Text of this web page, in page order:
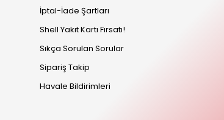
İptal-İade Şartları
Shell Yakıt Kartı Fırsatı!
Sıkça Sorulan Sorular
Sipariş Takip
Havale Bildirimleri